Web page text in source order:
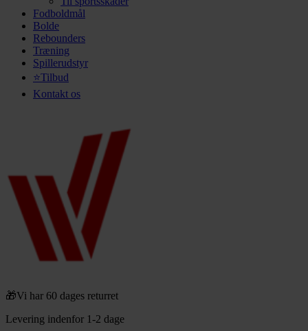
Fodboldmål
Bolde
Rebounders
Træning
Spillerudstyr
⭐Tilbud
Kontakt os
🎁Vi har 60 dages returret
Levering indenfor 1-2 dage